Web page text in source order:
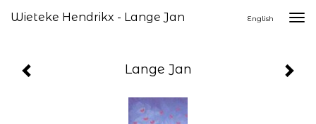
Wieteke Hendrikx - Lange Jan English
Lange Jan